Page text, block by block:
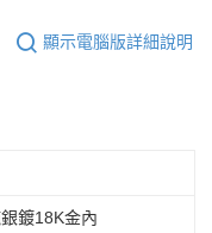
顯示電腦版詳細說明
鍍18K金內